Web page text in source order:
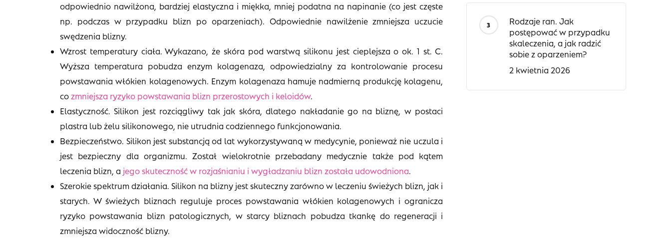
odpowiednio nawilżona, bardziej elastyczna i miękka, mniej podatna na napinanie (co jest częste
np. podczas w przypadku blizn po oparzeniach). Odpowiednie nawilżenie zmniejsza uczucie
swędzenia blizny.
Wzrost temperatury ciała. Wykazano, że skóra pod warstwą silikonu jest cieplejsza o ok. 1 st. C.
Wyższa temperatura pobudza enzym kolagenaza, odpowiedzialny za kontrolowanie procesu
powstawania włókien kolagenowych. Enzym kolagenaza hamuje nadmierną produkcję kolagenu,
co zmniejsza ryzyko powstawania blizn przerostowych i keloidów.
Elastyczność. Silikon jest rozciągliwy tak jak skóra, dlatego nakładanie go na bliznę, w postaci
plastra lub żelu silikonowego, nie utrudnia codziennego funkcjonowania.
Bezpieczeństwo. Silikon jest substancją od lat wykorzystywaną w medycynie, ponieważ nie uczula i
jest bezpieczny dla organizmu. Został wielokrotnie przebadany medycznie także pod kątem
leczenia blizn, a jego skuteczność w rozjaśnianiu i wygładzaniu blizn została udowodniona
Szerokie spektrum działania. Silikon na blizny jest skuteczny zarówno w leczeniu świeżych blizn, jak i
starych. W świeżych bliznach reguluje proces powstawania włókien kolagenowych i ogranicza
ryzyko powstawania blizn patologicznych, w starcy bliznach pobudza tkankę do regeneracji i
zmniejsza widoczność blizny.
Rodzaje ran. Jak
postępować w przypadku
skaleczenia, a jak radzić
sobie z oparzeniem?
2 kwietnia 2026